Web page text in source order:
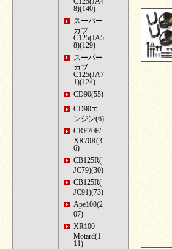
8)(140)
スーパー
カブ
C125(JA5
8)(129)
スーパー
カブ
C125(JA7
1)(124)
CD90(55)
CD90エ
ンジン(6)
CRF70F/
XR70R(3
6)
CB125R(
JC79)(30)
CB125R(
JC91)(73)
Ape100(2
07)
XR100
Motard(1
11)